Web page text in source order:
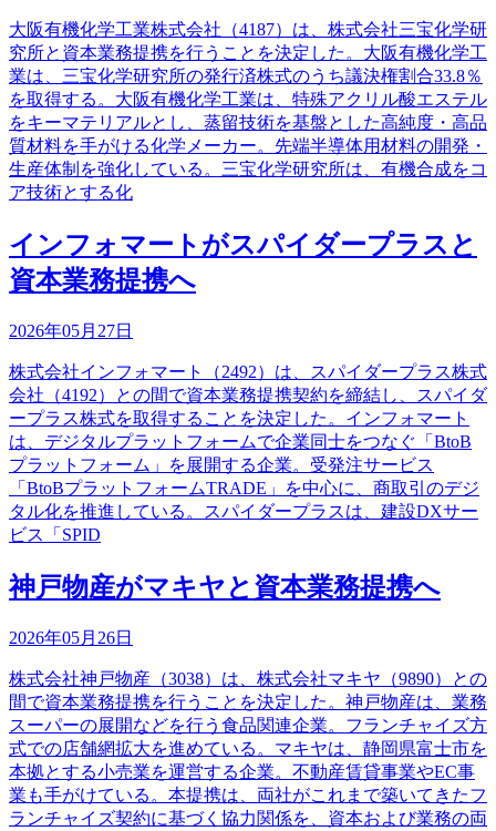
大阪有機化学工業株式会社（4187）は、株式会社三宝化学研
究所と資本業務提携を行うことを決定した。大阪有機化学工
業は、三宝化学研究所の発行済株式のうち議決権割合33.8％
を取得する。大阪有機化学工業は、特殊アクリル酸エステル
をキーマテリアルとし、蒸留技術を基盤とした高純度・高品
質材料を手がける化学メーカー。先端半導体用材料の開発・
生産体制を強化している。三宝化学研究所は、有機合成をコ
ア技術とする化
インフォマートがスパイダープラスと
資本業務提携へ
2026年05月27日
株式会社インフォマート（2492）は、スパイダープラス株式
会社（4192）との間で資本業務提携契約を締結し、スパイダ
ープラス株式を取得することを決定した。インフォマート
は、デジタルプラットフォームで企業同士をつなぐ「BtoB
プラットフォーム」を展開する企業。受発注サービス
「BtoBプラットフォームTRADE」を中心に、商取引のデジ
タル化を推進している。スパイダープラスは、建設DXサー
ビス「SPID
神戸物産がマキヤと資本業務提携へ
2026年05月26日
株式会社神戸物産（3038）は、株式会社マキヤ（9890）との
間で資本業務提携を行うことを決定した。神戸物産は、業務
スーパーの展開などを行う食品関連企業。フランチャイズ方
式での店舗網拡大を進めている。マキヤは、静岡県富士市を
本拠とする小売業を運営する企業。不動産賃貸事業やEC事
業も手がけている。本提携は、両社がこれまで築いてきたフ
ランチャイズ契約に基づく協力関係を、資本および業務の両